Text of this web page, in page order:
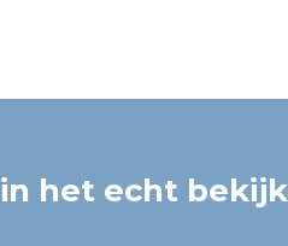
het echt